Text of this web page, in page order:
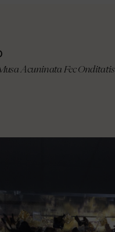
Acuninata Fec Onditatis